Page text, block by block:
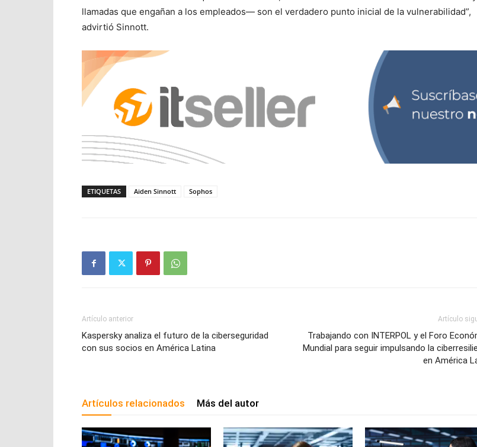
llamadas que engañan a los empleados— son el verdadero punto inicial de la vulnerabilidad”,
advirtió Sinnott.
ETIQUETAS Aiden Sinnott Sophos
Artículo anterior
Kaspersky analiza el futuro de la ciberseguridad
con sus socios en América Latina
Artículo
Trabajando con INTERPOL y el Foro
Mundial para seguir impulsando la
en América
Artículos relacionados Más del autor